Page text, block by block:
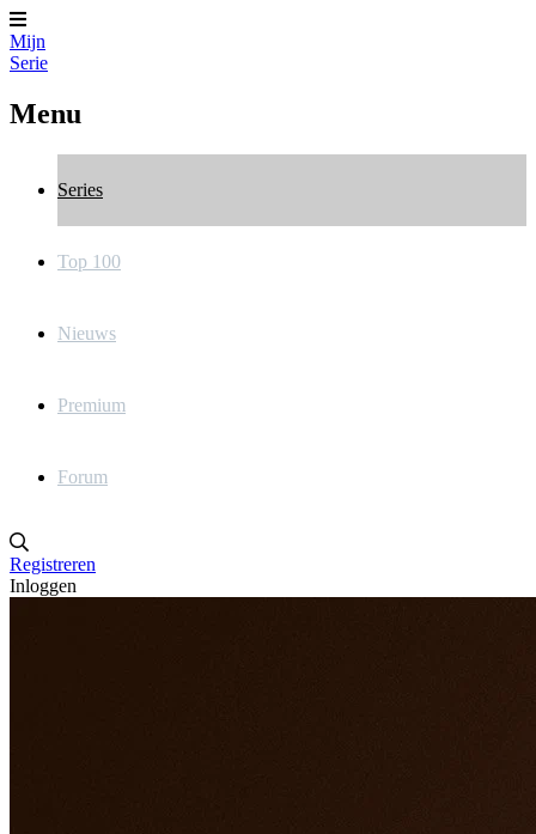
Mijn
Serie
Menu
Series
Top 100
Nieuws
Premium
Forum
Registreren
Inloggen